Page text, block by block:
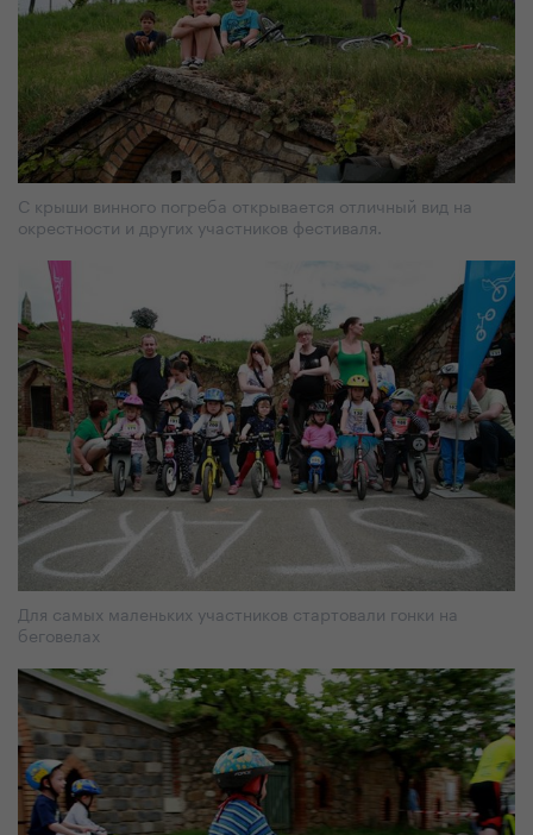
С крыши винного погреба открывается отличный вид на
окрестности и других участников фестиваля.
Для самых маленьких участников стартовали гонки на
беговелах